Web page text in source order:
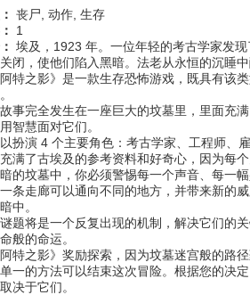
丧尸, 动作, 生存
1
埃及，1923 年。一位年轻的考古学家发
闭，使他们陷入黑暗。法老从永恒的沉睡
阿特之影》是一款生存恐怖游戏，既具有该
事完全发生在一座巨大的坟墓里，里面充
智慧面对它们。
扮演 4 个主要角色：考古学家、工程师、
满了古埃及的参考资料和好奇心，因为每
的坟墓中，你必须警惕每一个声音、每一
条走廊可以通向不同的地方，并带来新的
中。
题将是一个反复出现的机制，解决它们的
般的命运。
阿特之影》奖励探索，因为坟墓迷宫般的
一的方法可以结束这次冒险。根据您的决
决于它们。